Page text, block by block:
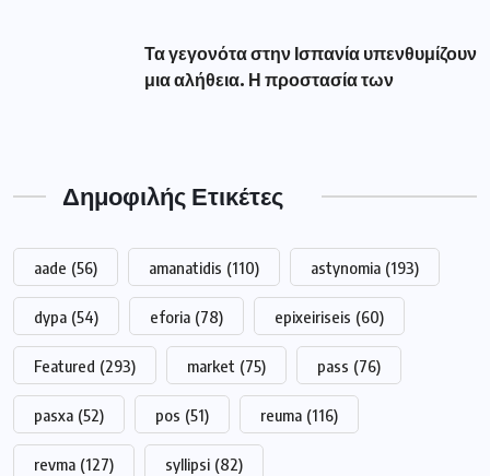
Τα γεγονότα στην Ισπανία υπενθυμίζουν
μια αλήθεια. Η προστασία των
Δημοφιλής Ετικέτες
aade (56) amanatidis (110) astynomia (193)
dypa (54) eforia (78) epixeiriseis (60)
Featured (293) market (75) pass (76)
pasxa (52) pos (51) reuma (116)
revma (127) syllipsi (82)